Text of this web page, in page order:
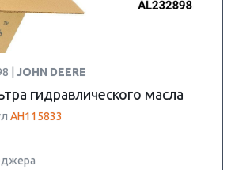
| JOHN DEERE
гидравлического масла
AH115833